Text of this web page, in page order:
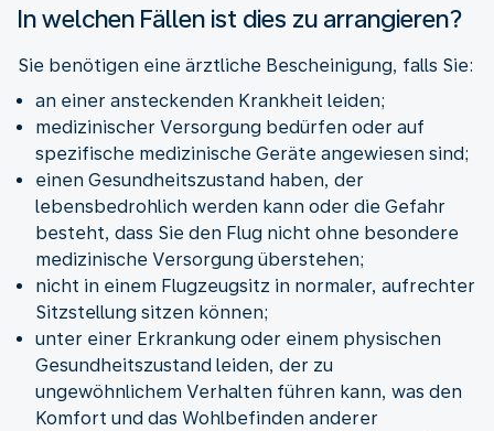
In welchen Fällen ist dies zu arrangieren?
Sie benötigen eine ärztliche Bescheinigung, falls Sie:
an einer ansteckenden Krankheit leiden;
medizinischer Versorgung bedürfen oder auf
spezifische medizinische Geräte angewiesen sind;
einen Gesundheitszustand haben, der
lebensbedrohlich werden kann oder die Gefahr
besteht, dass Sie den Flug nicht ohne besondere
medizinische Versorgung überstehen;
nicht in einem Flugzeugsitz in normaler, aufrechter
Sitzstellung sitzen können;
unter einer Erkrankung oder einem physischen
Gesundheitszustand leiden, der zu
ungewöhnlichem Verhalten führen kann, was den
Komfort und das Wohlbefinden anderer